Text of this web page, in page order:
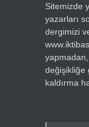
Sitemizde
yazarları
dergimizi
değişikliğe
kaldırma